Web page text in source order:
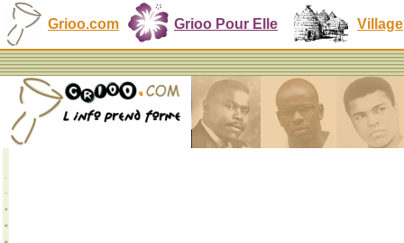
Grioo.com Grioo Pour Elle Village